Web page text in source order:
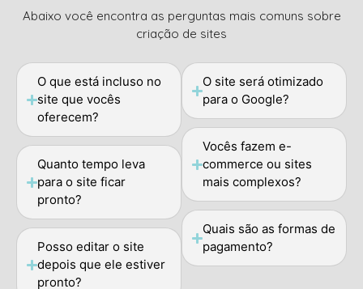
Abaixo você encontra as perguntas mais comuns sobre
criação de sites
O que está incluso no
site que vocês
oferecem?
Quanto tempo leva
para o site ficar
pronto?
Posso editar o site
depois que ele estiver
pronto?
O site será otimizado
para o Google?
Vocês fazem e-
commerce ou sites
mais complexos?
Quais são as formas de
pagamento?